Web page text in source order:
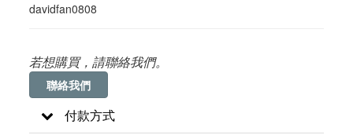
davidfan0808
若想購買，請聯絡我們。
聯絡我們
付款方式